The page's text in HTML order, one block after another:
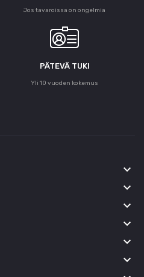
Jos tavaroissa on ongelmia
PÄTEVÄ TUKI
Yli 10 vuoden kokemus
keyboard_arrow_down
keyboard_arrow_down
keyboard_arrow_down
keyboard_arrow_down
keyboard_arrow_down
keyboard_arrow_down